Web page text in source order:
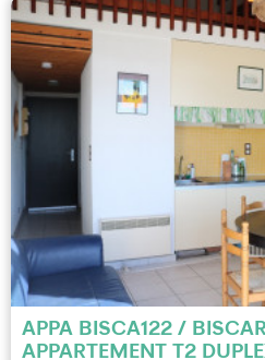
APPA BISCA122 /
APPARTEMENT T2